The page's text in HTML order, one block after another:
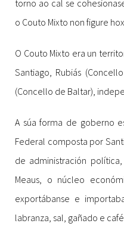
torno ao cal se
o Couto Mixto non figure
O Couto Mixto era un
Santiago, Rubiás
(Concello de Baltar),
A súa forma de goberno
Federal composta por
de administración
Meaus, o núcleo
exportábanse e
labranza, sal, gañado e